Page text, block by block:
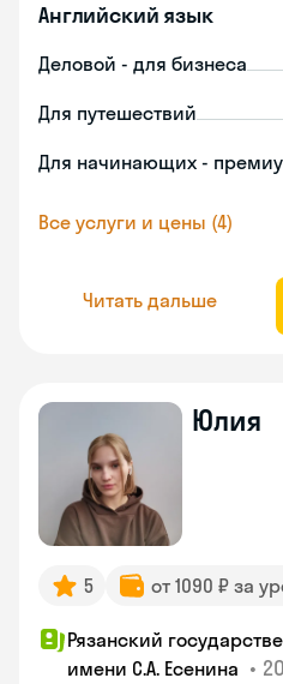
Английский язык
Деловой - для бизнеса
Для путешествий
Для начинающих -
Все услуги и цены (4)
Читать дальше
Юлия
5 от 1090 ₽ за
Рязанский
имени С.А. Есенина •